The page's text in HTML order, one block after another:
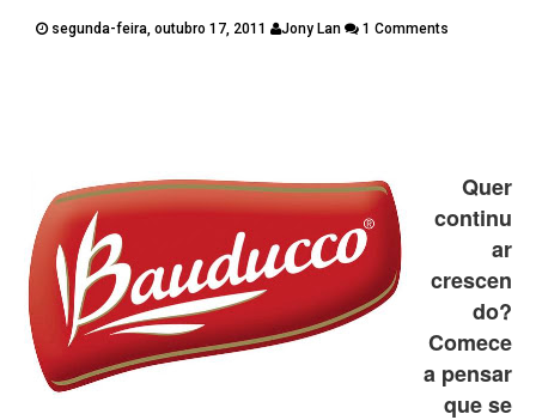
segunda-feira, outubro 17, 2011 Jony Lan 1 Comments
Quer
continu
ar
crescen
do?
Comece
a pensar
que se